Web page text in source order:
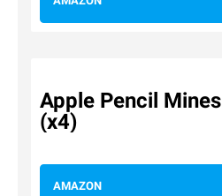
Apple Pencil Mines
(x4)
AMAZON